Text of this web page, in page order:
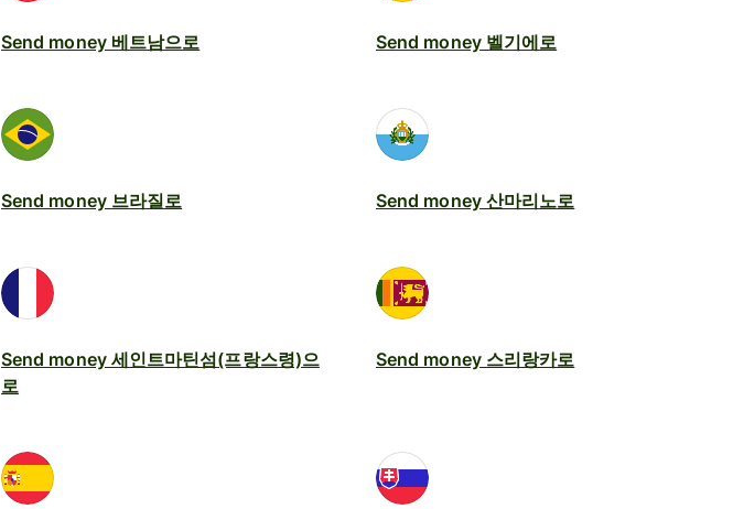
Send money 베트남으로 Send money 벨기에로
Send money 브라질로 Send money 산마리노로
Send money 세인트마틴섬(프랑스령)으
로
Send money 스리랑카로